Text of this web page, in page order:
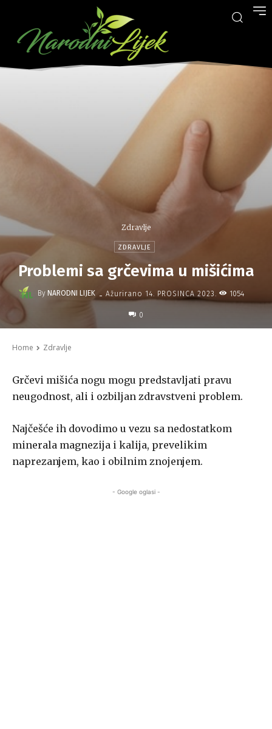
Zdravlje
ZDRAVLJE
Problemi sa grčevima u mišićima
By NARODNI LIJEK - Ažurirano 14. PROSINCA 2023. 1054
0
Home Zdravlje
Grčevi mišića nogu mogu predstavljati pravu
neugodnost, ali i ozbiljan zdravstveni problem.
Najčešće ih dovodimo u vezu sa nedostatkom
minerala magnezija i kalija, prevelikim
naprezanjem, kao i obilnim znojenjem.
- Google oglasi -